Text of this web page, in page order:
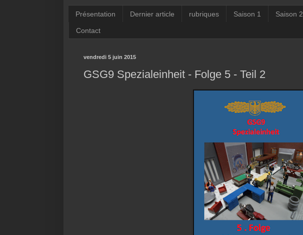
Présentation Dernier article rubriques Saison 1 Saison 2
Contact
vendredi 5 juin 2015
GSG9 Spezialeinheit - Folge 5 - Teil 2